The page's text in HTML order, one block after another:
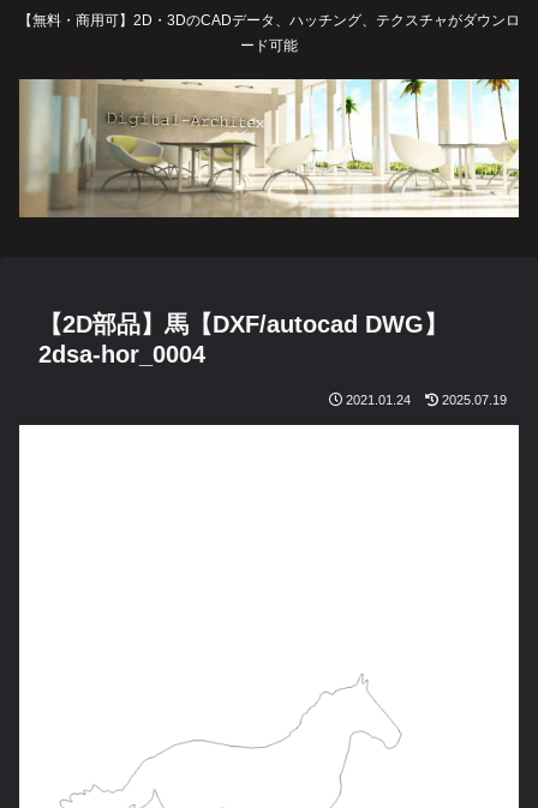
【無料・商用可】2D・3DのCADデータ、ハッチング、テクスチャがダウンロ
ード可能
【2D部品】馬【DXF/autocad DWG】
2dsa-hor_0004
2021.01.24 2025.07.19